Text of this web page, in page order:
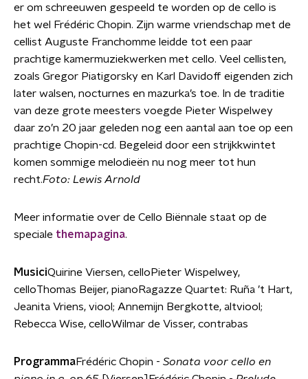
er om schreeuwen gespeeld te worden op de cello is
het wel Frédéric Chopin. Zijn warme vriendschap met de
cellist Auguste Franchomme leidde tot een paar
prachtige kamermuziekwerken met cello. Veel cellisten,
zoals Gregor Piatigorsky en Karl Davidoff eigenden zich
later walsen, nocturnes en mazurka’s toe. In de traditie
van deze grote meesters voegde Pieter Wispelwey
daar zo’n 20 jaar geleden nog een aantal aan toe op een
prachtige Chopin-cd. Begeleid door een strijkkwintet
komen sommige melodieën nu nog meer tot hun
recht.Foto: Lewis Arnold
Meer informatie over de Cello Biënnale staat op de
speciale themapagina.
MusiciQuirine Viersen, celloPieter Wispelwey,
celloThomas Beijer, pianoRagazze Quartet: Ruña ’t Hart,
Jeanita Vriens, viool; Annemijn Bergkotte, altviool;
Rebecca Wise, celloWilmar de Visser, contrabas
ProgrammaFrédéric Chopin - Sonata voor cello en